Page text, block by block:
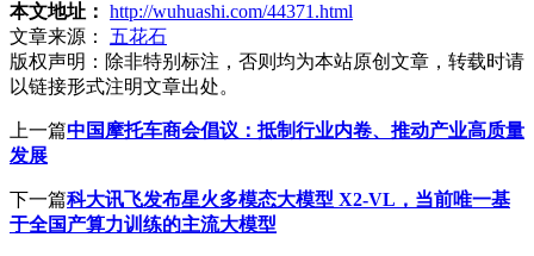
本文地址： http://wuhuashi.com/44371.html
文章来源：
五花石
版权声明： 除非特别标注，否则均为本站原创文章，转载时请
以链接形式注明文章出处。
上一篇中国摩托车商会倡议：抵制行业内卷、推动产业高质量
发展
下一篇科大讯飞发布星火多模态大模型 X2-VL，当前唯一基
于全国产算力训练的主流大模型